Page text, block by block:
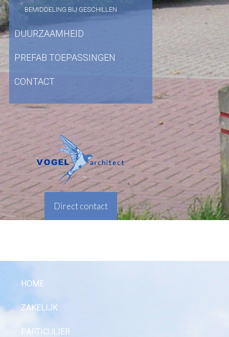
BEMIDDELING BIJ GESCHILLEN
DUURZAAMHEID
PREFAB TOEPASSINGEN
CONTACT
Direct contact
HOME
ZAKELIJK
PARTICULIER